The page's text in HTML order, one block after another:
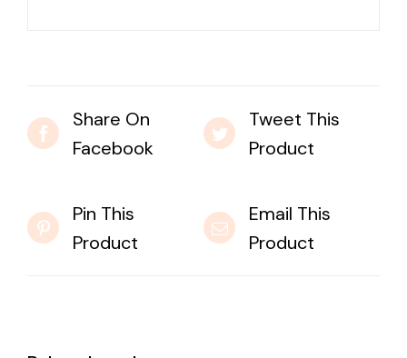
Share On
Facebook
Tweet This
Product
Pin This
Product
Email This
Product